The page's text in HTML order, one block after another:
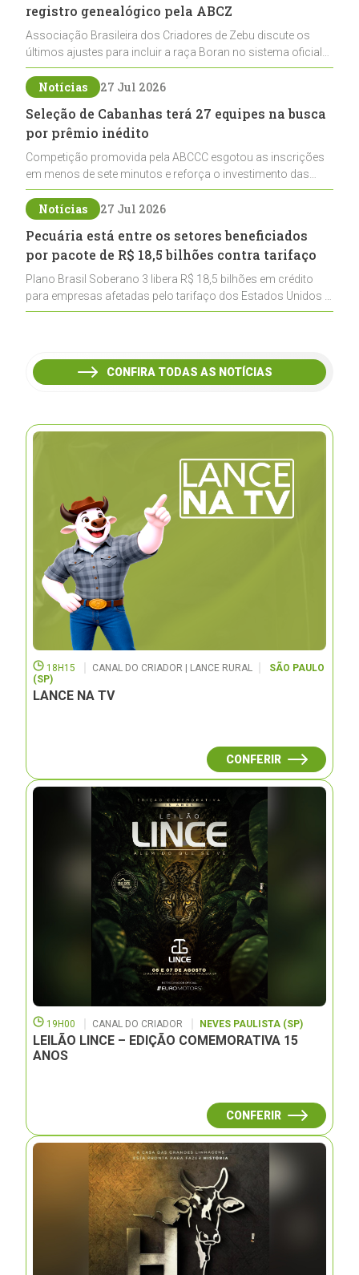
registro genealógico pela ABCZ
Associação Brasileira dos Criadores de Zebu discute os
últimos ajustes para incluir a raça Boran no sistema oficial
de registros, abrindo caminho para sua expansão na
pecuária nacional
Notícias 27 Jul 2026
Seleção de Cabanhas terá 27 equipes na busca
por prêmio inédito
Competição promovida pela ABCCC esgotou as inscrições
em menos de sete minutos e reforça o investimento das
cabanhas na seleção genética de Cavalos Crioulos voltados
ao laço
Notícias 27 Jul 2026
Pecuária está entre os setores beneficiados
por pacote de R$ 18,5 bilhões contra tarifaço
Plano Brasil Soberano 3 libera R$ 18,5 bilhões em crédito
para empresas afetadas pelo tarifaço dos Estados Unidos e
inclui a pecuária entre os setores estratégicos
CONFIRA TODAS AS NOTÍCIAS
18H15 CANAL DO CRIADOR | LANCE RURAL
SÃO PAULO
(SP)
LANCE NA TV
CONFERIR
19H00 CANAL DO CRIADOR NEVES PAULISTA (SP)
LEILÃO LINCE – EDIÇÃO COMEMORATIVA 15
ANOS
CONFERIR